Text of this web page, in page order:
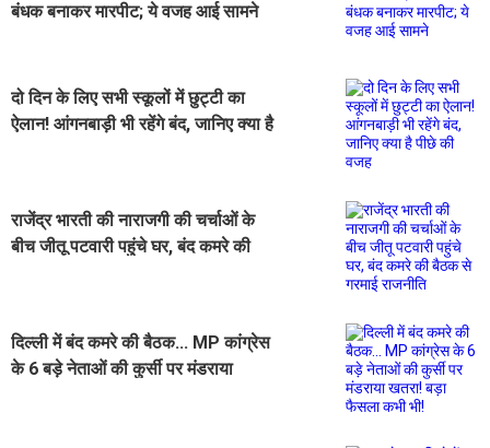
बंधक बनाकर मारपीट; ये वजह आई सामने
दो दिन के लिए सभी स्कूलों में छुट्टी का
ऐलान! आंगनबाड़ी भी रहेंगे बंद, जानिए क्या है
राजेंद्र भारती की नाराजगी की चर्चाओं के
बीच जीतू पटवारी पहुंचे घर, बंद कमरे की
दिल्ली में बंद कमरे की बैठक... MP कांग्रेस
के 6 बड़े नेताओं की कुर्सी पर मंडराया